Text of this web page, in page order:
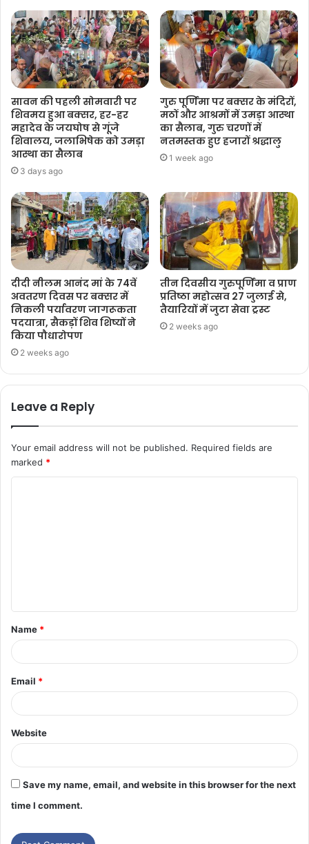
सावन की पहली सोमवारी पर
शिवमय हुआ बक्सर, हर-हर
महादेव के जयघोष से गूंजे
शिवालय, जलाभिषेक को उमड़ा
आस्था का सैलाब
3 days ago
गुरु पूर्णिमा पर बक्सर के मंदिरों,
मठों और आश्रमों में उमड़ा आस्था
का सैलाब, गुरु चरणों में
नतमस्तक हुए हजारों श्रद्धालु
1 week ago
दीदी नीलम आनंद मां के 74वें
अवतरण दिवस पर बक्सर में
निकली पर्यावरण जागरूकता
पदयात्रा, सैकड़ों शिव शिष्यों ने
किया पौधारोपण
2 weeks ago
तीन दिवसीय गुरुपूर्णिमा व प्राण
प्रतिष्ठा महोत्सव 27 जुलाई से,
तैयारियों में जुटा सेवा ट्रस्ट
2 weeks ago
Leave a Reply
Your email address will not be published. Required fields are
marked *
Name *
Email *
Website
Save my name, email, and website in this browser for the next
time I comment.